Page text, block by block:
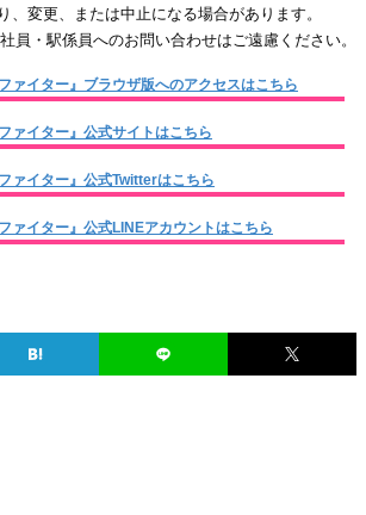
変更、または中止になる場合があります。
員・駅係員へのお問い合わせはご遠慮ください。
ァイター』ブラウザ版へのアクセスはこちら
ァイター』公式サイトはこちら
ァイター』公式Twitterはこちら
ァイター』公式LINEアカウントはこちら